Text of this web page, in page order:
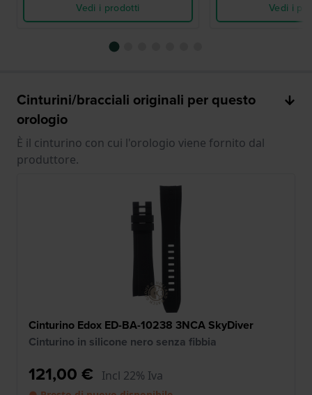
Vedi i prodotti
Vedi i
Cinturini/bracciali originali per questo
orologio
È il cinturino con cui l'orologio viene fornito dal
produttore.
Cinturino Edox ED-BA-10238 3NCA SkyDiver
Cinturino in silicone nero senza fibbia
121,00 € Incl 22% Iva